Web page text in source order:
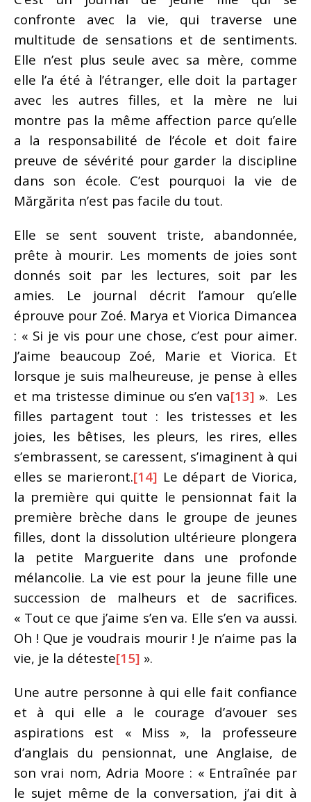
confronte avec la vie, qui traverse une
multitude de sensations et de sentiments.
Elle n’est plus seule avec sa mère, comme
elle l’a été à l’étranger, elle doit la partager
avec les autres filles, et la mère ne lui
montre pas la même affection parce qu’elle
a la responsabilité de l’école et doit faire
preuve de sévérité pour garder la discipline
dans son école. C’est pourquoi la vie de
Mărgărita n’est pas facile du tout.
Elle se sent souvent triste, abandonnée,
prête à mourir. Les moments de joies sont
donnés soit par les lectures, soit par les
amies. Le journal décrit l’amour qu’elle
éprouve pour Zoé. Marya et Viorica Dimancea
: « Si je vis pour une chose, c’est pour aimer.
J’aime beaucoup Zoé, Marie et Viorica. Et
lorsque je suis malheureuse, je pense à elles
et ma tristesse diminue ou s’en va[13] ». Les
filles partagent tout : les tristesses et les
joies, les bêtises, les pleurs, les rires, elles
s’embrassent, se caressent, s’imaginent à qui
elles se marieront.[14] Le départ de Viorica,
la première qui quitte le pensionnat fait la
première brèche dans le groupe de jeunes
filles, dont la dissolution ultérieure plongera
la petite Marguerite dans une profonde
mélancolie. La vie est pour la jeune fille une
succession de malheurs et de sacrifices.
« Tout ce que j’aime s’en va. Elle s’en va aussi.
Oh ! Que je voudrais mourir ! Je n’aime pas la
vie, je la déteste[15] ».
Une autre personne à qui elle fait confiance
et à qui elle a le courage d’avouer ses
aspirations est « Miss », la professeure
d’anglais du pensionnat, une Anglaise, de
son vrai nom, Adria Moore : « Entraînée par
le sujet même de la conversation, j’ai dit à